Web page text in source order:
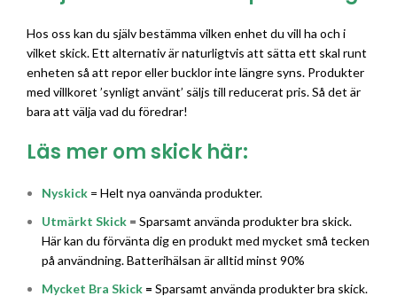
Hos oss kan du själv bestämma vilken enhet du vill ha och i
vilket skick. Ett alternativ är naturligtvis att sätta ett skal runt
enheten så att repor eller bucklor inte längre syns. Produkter
med villkoret ’synligt använt’ säljs till reducerat pris. Så det är
bara att välja vad du föredrar!
Läs mer om skick här:
Nyskick = Helt nya oanvända produkter.
Utmärkt Skick = Sparsamt använda produkter bra skick.
Här kan du förvänta dig en produkt med mycket små tecken
på användning. Batterihälsan är alltid minst 90%
Mycket Bra Skick = Sparsamt använda produkter bra skick.